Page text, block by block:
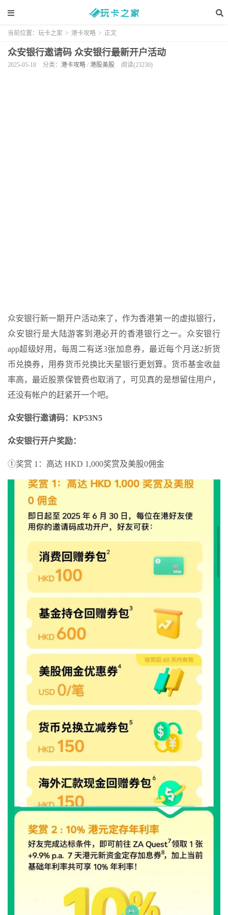
当前位置： 玩卡之家 > 港卡攻略 > 正文
众安银行邀请码 众安银行最新开户活动
2025-05-18 分类： 港卡攻略 / 港股美股 阅读(23230)
众安银行新一期开户活动来了，作为香港第一的虚拟银行，
众安银行是大陆游客到港必开的香港银行之一。众安银行
app超级好用，每周二有送3张加息券，最近每个月送2折货
币兑换券，用券货币兑换比天星银行更划算。货币基金收益
率高，最近股票保管费也取消了，可见真的是想留住用户，
还没有帐户的赶紧开一个吧。
众安银行邀请码：KP53N5
众安银行开户奖励：
①奖赏 1：高达 HKD 1,000奖赏及美股0佣金